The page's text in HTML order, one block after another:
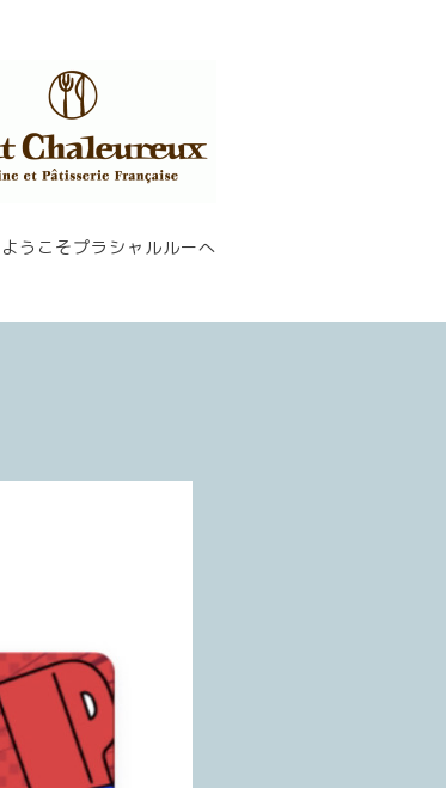
ようこそプラシャルルーへ